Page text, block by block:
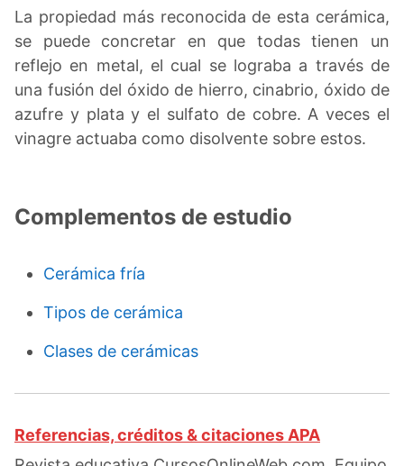
La propiedad más reconocida de esta cerámica,
se puede concretar en que todas tienen un
reflejo en metal, el cual se lograba a través de
una fusión del óxido de hierro, cinabrio, óxido de
azufre y plata y el sulfato de cobre. A veces el
vinagre actuaba como disolvente sobre estos.
Complementos de estudio
Cerámica fría
Tipos de cerámica
Clases de cerámicas
Referencias, créditos & citaciones APA